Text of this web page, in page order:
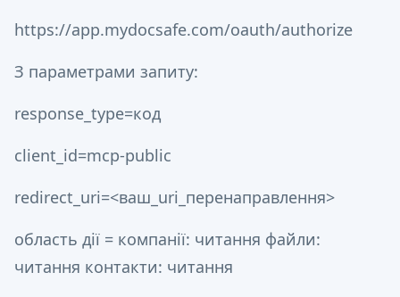
https://app.mydocsafe.com/oauth/authorize
З параметрами запиту:
response_type=код
client_id=mcp-public
redirect_uri=<ваш_uri_перенаправлення>
область дії = компанії: читання файли:
читання контакти: читання